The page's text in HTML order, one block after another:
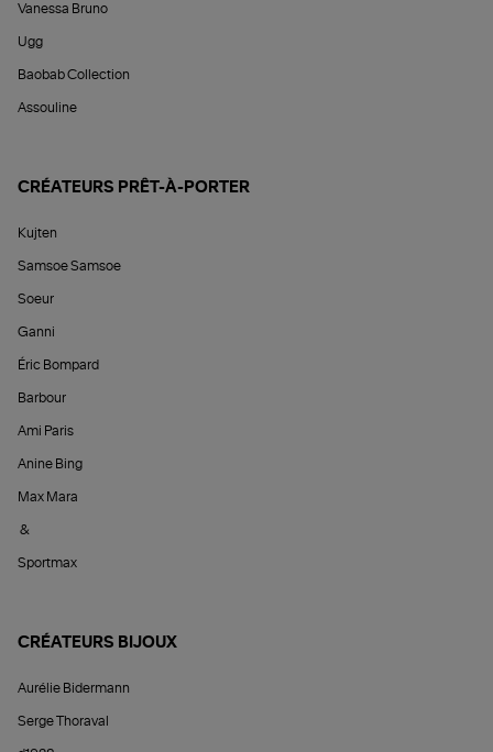
Vanessa Bruno
Ugg
Baobab Collection
Assouline
CRÉATEURS PRÊT-À-PORTER
Kujten
Samsoe Samsoe
Soeur
Ganni
Éric Bompard
Barbour
Ami Paris
Anine Bing
Max Mara
&
Sportmax
CRÉATEURS BIJOUX
Aurélie Bidermann
Serge Thoraval